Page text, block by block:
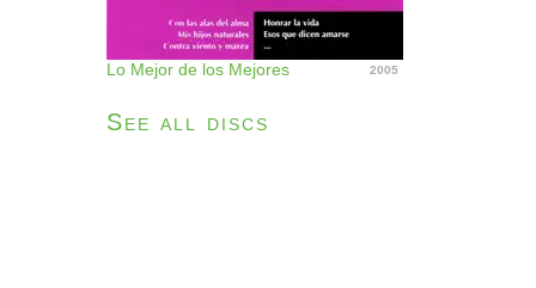
Lo Mejor de los Mejores 2005
See all discs